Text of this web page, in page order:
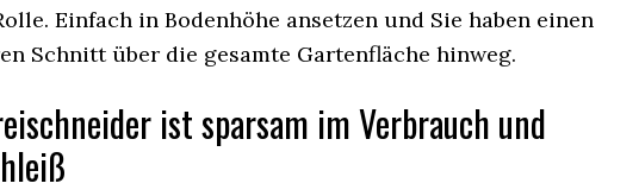
Einfach in Bodenhöhe ansetzen und Sie haben einen
Schnitt über die gesamte Gartenfläche hinweg.
ist sparsam im Verbrauch und